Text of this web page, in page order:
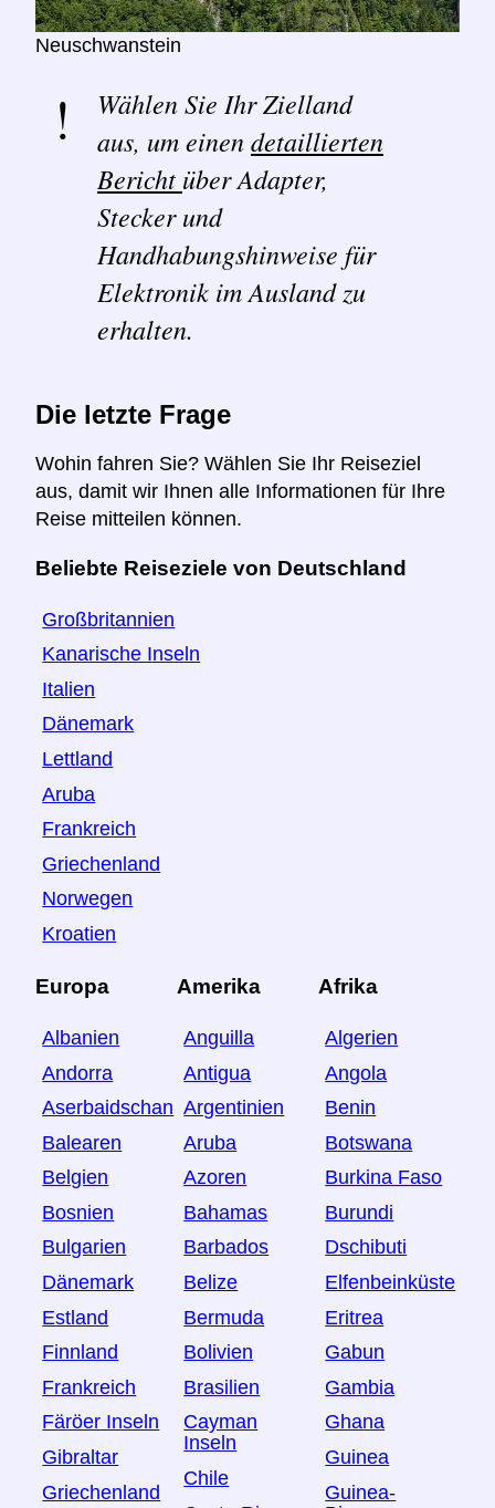
Neuschwanstein
Wählen Sie Ihr Zielland
aus, um einendetaillierten
Bericht über Adapter,
Stecker und
Handhabungshinweise für
Elektronik im Ausland zu
erhalten.
Die letzte Frage
Wohin fahren Sie? Wählen Sie Ihr Reiseziel
aus, damit wir Ihnen alle Informationen für Ihre
Reise mitteilen können.
Beliebte Reiseziele von Deutschland
Großbritannien
Kanarische Inseln
Italien
Dänemark
Lettland
Aruba
Frankreich
Griechenland
Norwegen
Kroatien
Europa
Albanien
Andorra
Aserbaidschan
Balearen
Belgien
Bosnien
Bulgarien
Dänemark
Estland
Finnland
Frankreich
Färöer Inseln
Gibraltar
Griechenland
Amerika
Anguilla
Antigua
Argentinien
Aruba
Azoren
Bahamas
Barbados
Belize
Bermuda
Bolivien
Brasilien
Cayman
Inseln
Chile
Afrika
Algerien
Angola
Benin
Botswana
Burkina Faso
Burundi
Dschibuti
Elfenbeinküste
Eritrea
Gabun
Gambia
Ghana
Guinea
Guinea-